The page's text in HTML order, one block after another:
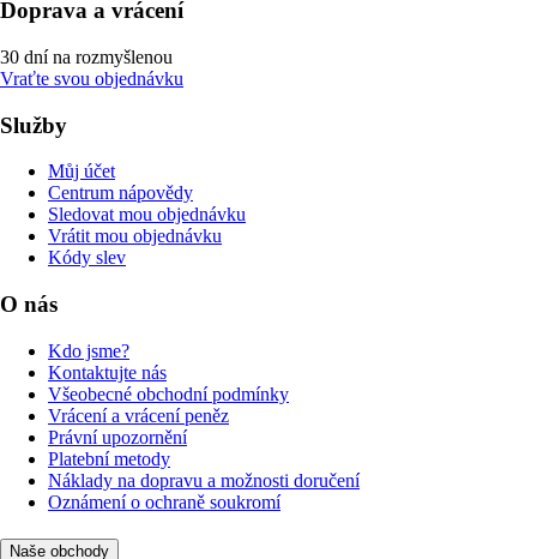
Doprava a vrácení
30 dní na rozmyšlenou
Vraťte svou objednávku
Služby
Můj účet
Centrum nápovědy
Sledovat mou objednávku
Vrátit mou objednávku
Kódy slev
O nás
Kdo jsme?
Kontaktujte nás
Všeobecné obchodní podmínky
Vrácení a vrácení peněz
Právní upozornění
Platební metody
Náklady na dopravu a možnosti doručení
Oznámení o ochraně soukromí
Naše obchody